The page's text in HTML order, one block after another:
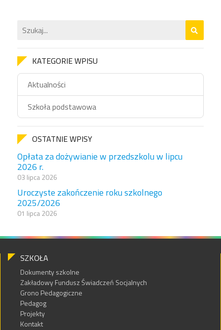
KATEGORIE WPISU
Aktualności
Szkoła podstawowa
OSTATNIE WPISY
Opłata za dożywianie w przedszkolu w lipcu
2026 r.
03 lipca 2026
Uroczyste zakończenie roku szkolnego
2025/2026
01 lipca 2026
SZKOŁA
Dokumenty szkolne
Zakładowy Fundusz Świadczeń Socjalnych
Grono Pedagogiczne
Pedagog
Projekty
Kontakt